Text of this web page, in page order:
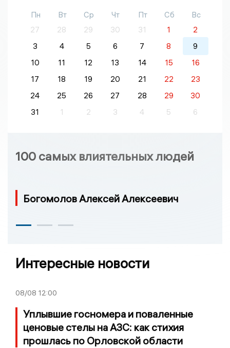
Пн Вт Ср Чт Пт Сб
Вс
27
28 29 30 31 1
2
3
4 5 6 7 8
9
10
11 12 13 14 15
16
17
18 19 20 21 22
23
24
25 26 27 28 29
30
31
1 2 3 4 5 6
100 самых влиятельных людей
Богомолов Алексей Алексеевич
Интересные новости
08/08 12:00
Уплывшие госномера и поваленные
ценовые стелы на АЗС: как стихия
прошлась по Орловской области